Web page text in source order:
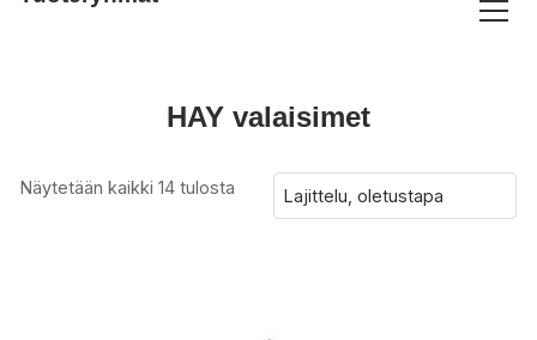
HAY valaisimet
Näytetään kaikki 14 tulosta